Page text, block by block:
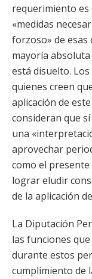
requerimiento
«medidas
forzoso» de esas
mayoría
está disuelto.
quienes creen
aplicación de
consideran que
una
aprovechar
como el
lograr eludir
de la aplicación
La Diputación
las funciones
durante estos
cumplimiento de